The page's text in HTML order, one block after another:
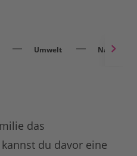
Umwelt
das
du davor eine